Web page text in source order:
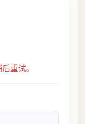
重试。